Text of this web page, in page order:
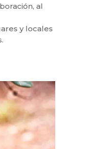
al
y locales